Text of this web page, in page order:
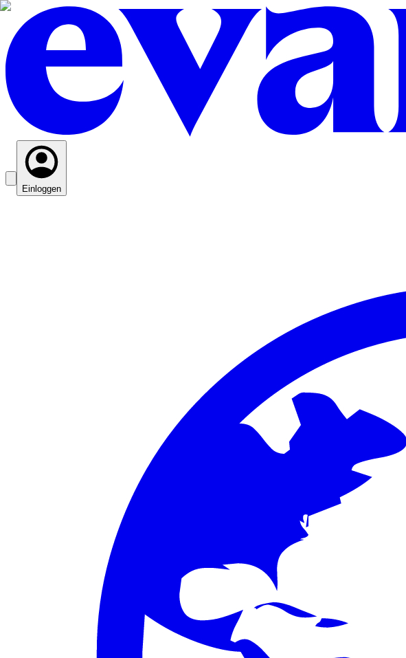
Einloggen